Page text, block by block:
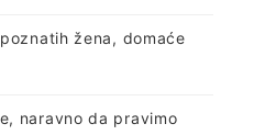
žena, domaće
naravno da pravimo